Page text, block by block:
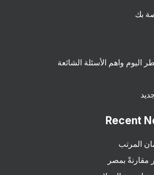
بك
واهم الأسئلة الشائعة
Recent
المرتب
بمصر